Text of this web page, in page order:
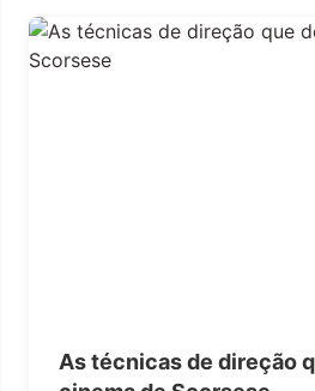
As técnicas de direção